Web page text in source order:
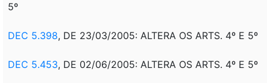
5º
DEC 5.398, DE 23/03/2005: ALTERA OS ARTS. 4º E 5º
DEC 5.453, DE 02/06/2005: ALTERA OS ARTS. 4º E 5º